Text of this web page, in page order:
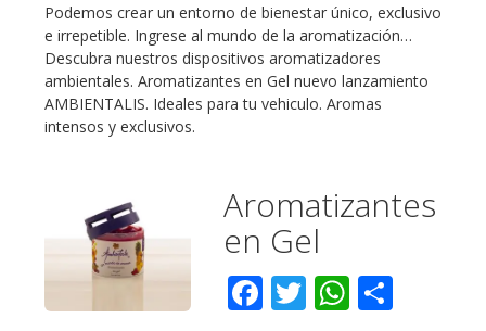
Podemos crear un entorno de bienestar único, exclusivo
e irrepetible. Ingrese al mundo de la aromatización…
Descubra nuestros dispositivos aromatizadores
ambientales. Aromatizantes en Gel nuevo lanzamiento
AMBIENTALIS. Ideales para tu vehiculo. Aromas
intensos y exclusivos.
Aromatizantes
en Gel
Facebook
Twitter